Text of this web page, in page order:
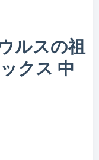
ルスの祖
クス 中